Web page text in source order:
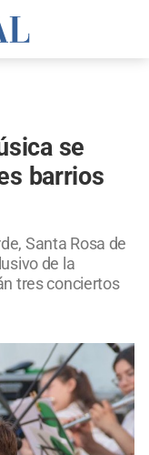
se
barrios
Santa Rosa de
de la
tres conciertos